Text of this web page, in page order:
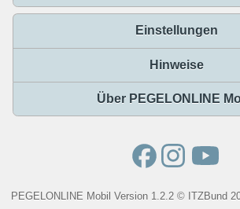
Einstellungen
Hinweise
Über PEGELONLINE
PEGELONLINE Mobil Version 1.2.2 © ITZBund